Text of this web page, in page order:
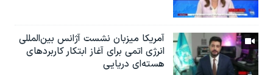
آمریکا میزبان نشست آژانس بین‌المللی
انرژی اتمی برای آغاز ابتکار کاربردهای
هسته‌ای دریایی